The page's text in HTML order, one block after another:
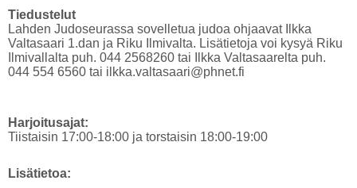
Tiedustelut
Lahden Judoseurassa sovelletua judoa ohjaavat Ilkka
Valtasaari 1.dan ja Riku Ilmivalta. Lisätietoja voi kysyä Riku
Ilmivallalta puh. 044 2568260 tai Ilkka Valtasaarelta puh.
044 554 6560 tai ilkka.valtasaari@phnet.fi
Harjoitusajat:
Tiistaisin 17:00-18:00 ja torstaisin 18:00-19:00
Lisätietoa: